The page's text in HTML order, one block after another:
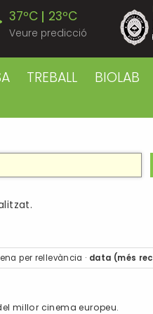
37ºC 23ºC
Veure predicció
39ºC 23ºC
41ºC 22ºC
TREBALL BIOLAB
per rellevància · data (més
millor cinema europeu.